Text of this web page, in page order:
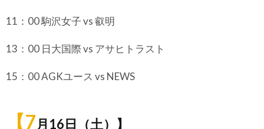
11：00 駒沢女子 vs 叡明
13：00 日大国際 vs アサヒトラスト
15：00 AGKユース vs NEWS
【7月16日（土）】